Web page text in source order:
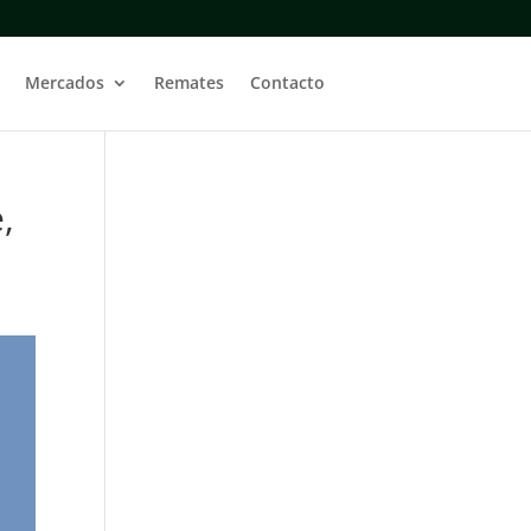
Mercados Remates Contacto